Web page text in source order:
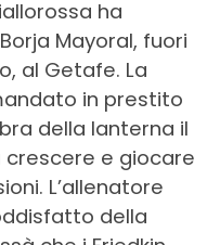
ha
Mayoral, fuori
al Getafe. La
in prestito
della lanterna il
e giocare
L’allenatore
della